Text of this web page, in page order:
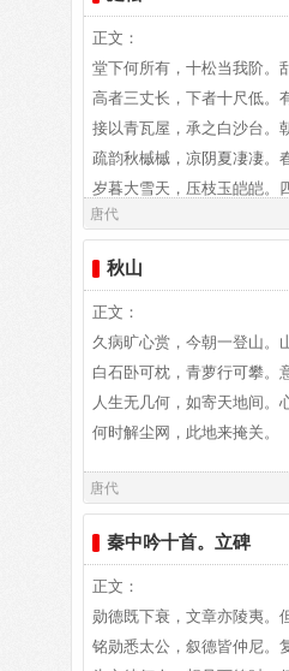
易故居纪念馆坐落于洛阳市
城南香山的琵琶峰。
译文：
译文及注释：
作者介绍：
白居易,白居易（772～846
士，河南郑州新郑人，是我
诗歌题材广泛，形式多样，
王”之称。官至翰林学士、
世，代表诗作有《长恨歌》
居易祖籍山西、陕西、出生
易故居纪念馆坐落于洛阳市
正文：
堂下何所有，十松当我阶。
高者三丈长，下者十尺低。
接以青瓦屋，承之白沙台。
疏韵秋槭槭，凉阴夏凄凄。
岁暮大雪天，压枝玉皑皑。
去年买此宅，多为人所咍。
顾我犹俗士，冠带走尘埃。
译文：
译文及注释：
作者介绍：
白居易,白居易（772～846
士，河南郑州新郑人，是我
诗歌题材广泛，形式多样，
王”之称。官至翰林学士、
唐代
秋山
正文：
久病旷心赏，今朝一登山。
白石卧可枕，青萝行可攀。
人生无几何，如寄天地间。
何时解尘网，此地来掩关。
译文：
译文及注释：
唐代
秦中吟十首。立碑
正文：
勋德既下衰，文章亦陵夷。
铭勋悉太公，叙德皆仲尼。